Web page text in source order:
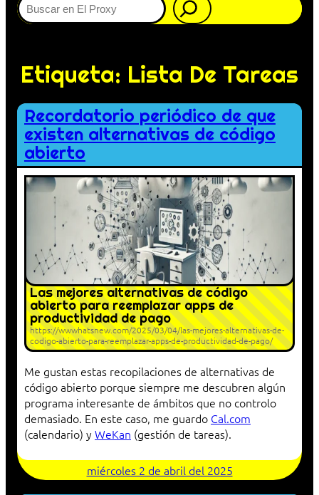
Etiqueta: Lista De Tareas
Recordatorio periódico de que
existen alternativas de código
abierto
Las mejores alternativas de código
abierto para reemplazar apps de
productividad de pago
https://wwwhatsnew.com/2025/03/04/las-mejores-alternativas-de-
codigo-abierto-para-reemplazar-apps-de-productividad-de-pago/
Me gustan estas recopilaciones de alternativas de
código abierto porque siempre me descubren algún
programa interesante de ámbitos que no controlo
demasiado. En este caso, me guardo Cal.com
(calendario) y WeKan (gestión de tareas).
miércoles 2 de abril del 2025